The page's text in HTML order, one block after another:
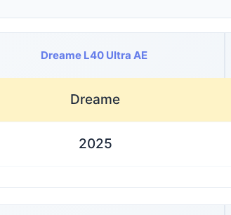
Dreame L40 Ultra AE
Dreame
2025